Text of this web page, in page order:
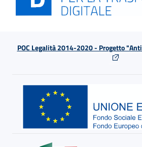
POC Legalità 2014-2020 - Progetto